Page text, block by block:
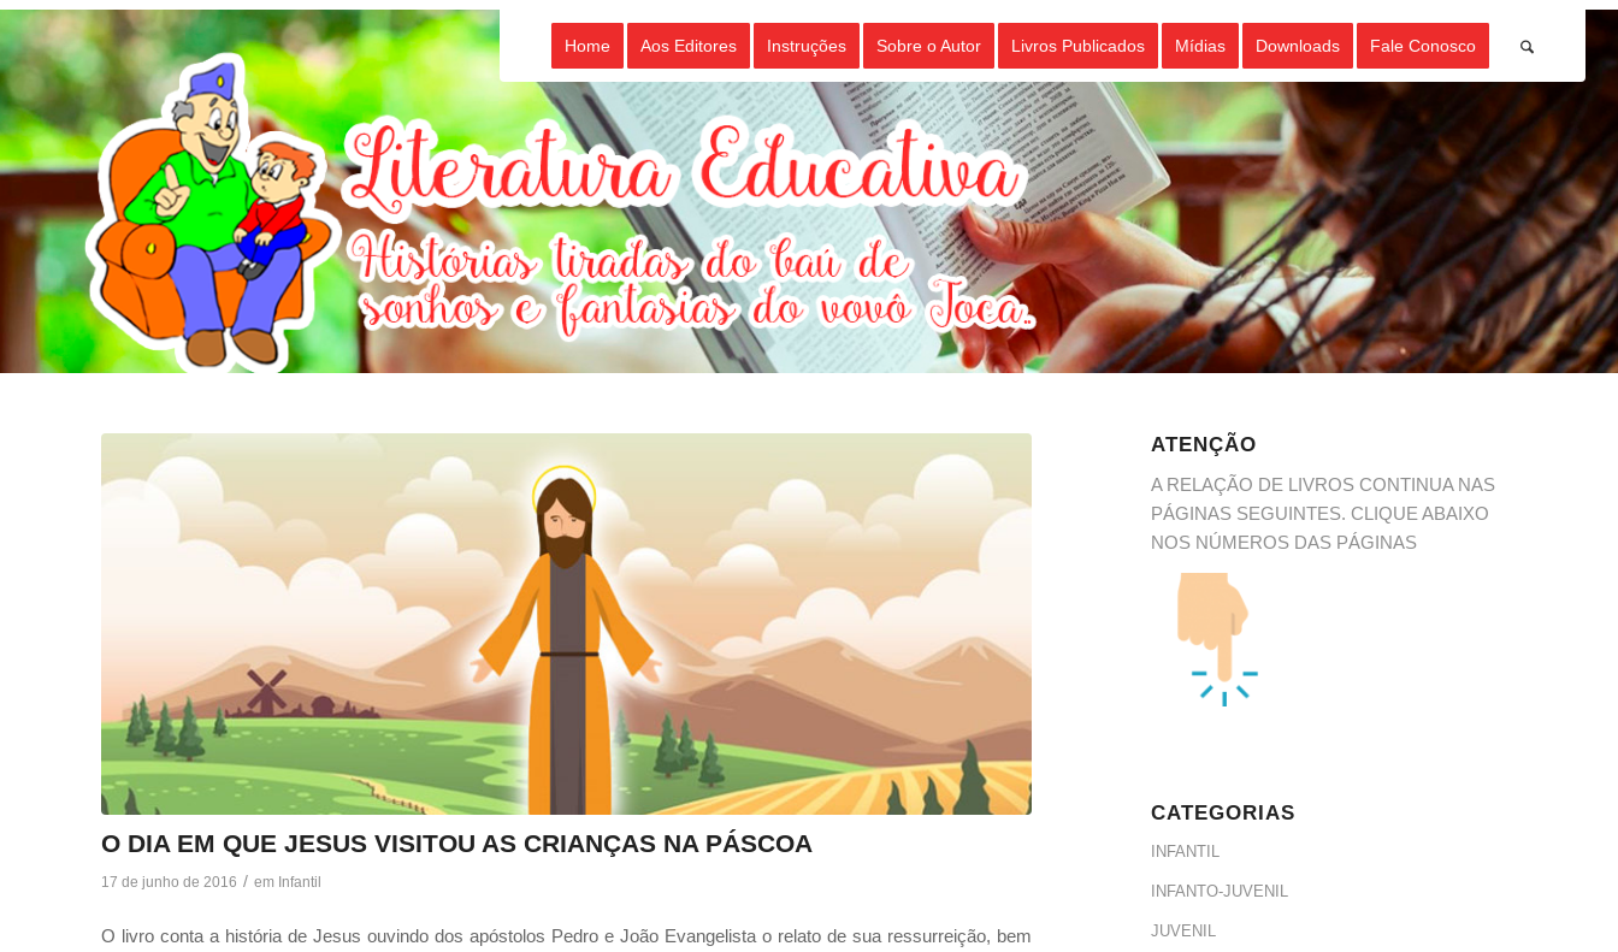
Home Aos Editores Instruções Sobre o Autor Livros Publicados Mídias Downloads Fale Conosco
O DIA EM QUE JESUS VISITOU AS CRIANÇAS NA PÁSCOA
17 de junho de 2016 / em Infantil
O livro conta a história de Jesus ouvindo dos apóstolos Pedro e João Evangelista o relato de sua ressurreição, bem
ATENÇÃO
A RELAÇÃO DE LIVROS CONTINUA NAS
PÁGINAS SEGUINTES. CLIQUE ABAIXO
NOS NÚMEROS DAS PÁGINAS
CATEGORIAS
INFANTIL
INFANTO-JUVENIL
JUVENIL